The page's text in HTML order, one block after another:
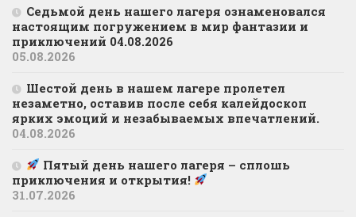
Седьмой день нашего лагеря ознаменовался
настоящим погружением в мир фантазии и
приключений 04.08.2026
05.08.2026
Шестой день в нашем лагере пролетел
незаметно, оставив после себя калейдоскоп
ярких эмоций и незабываемых впечатлений.
04.08.2026
Пятый день нашего лагеря – сплошь
приключения и открытия!
31.07.2026